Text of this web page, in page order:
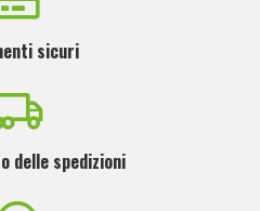
sicuri
delle spedizioni